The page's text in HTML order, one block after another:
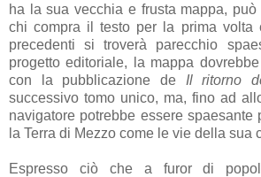
ha la sua vecchia e frusta mappa,
chi compra il testo per la prima volta
precedenti si troverà parecchio
progetto editoriale, la mappa
con la pubblicazione de Il ritorno
successivo tomo unico, ma, fino ad
navigatore potrebbe essere spaesante
la Terra di Mezzo come le vie della sua
Espresso ciò che a furor di